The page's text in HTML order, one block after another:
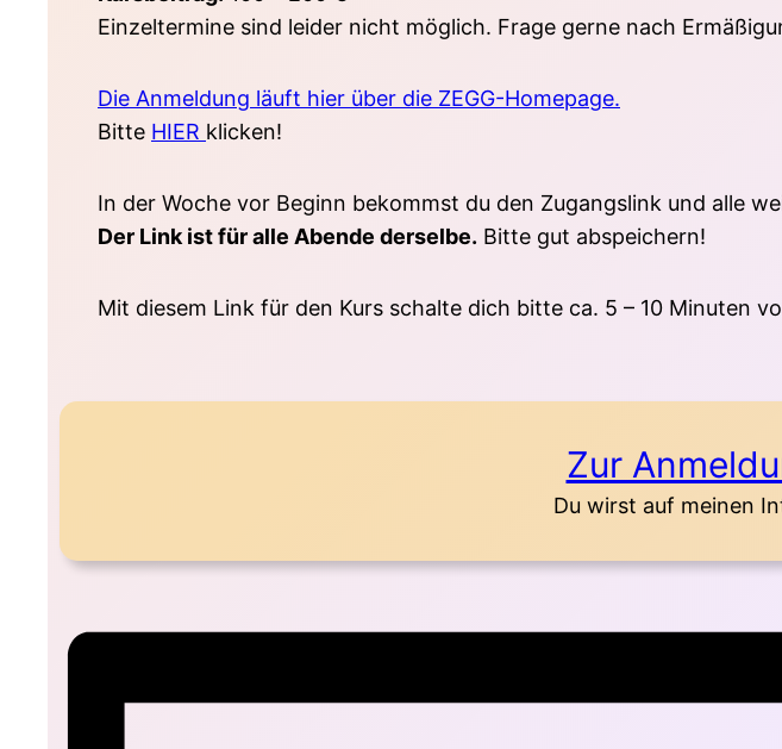
Einzeltermine sind leider nicht möglich. Frage gerne nach
Die Anmeldung läuft hier über die ZEGG-Homepage.
Bitte HIER klicken!
In der Woche vor Beginn bekommst du den Zugangslink und alle
Der Link ist für alle Abende derselbe. Bitte gut abspeichern!
Mit diesem Link für den Kurs schalte dich bitte ca. 5 – 10 Minuten
Zur
Du wirst auf meinen